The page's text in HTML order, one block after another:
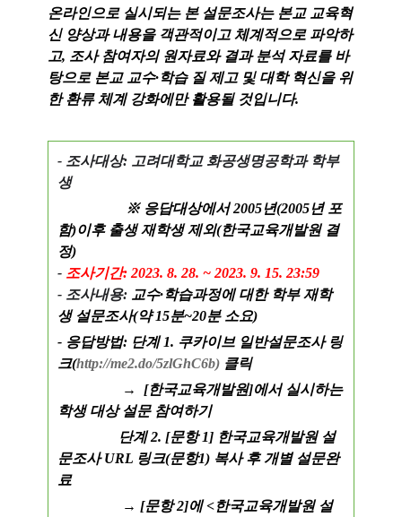
온라인으로 실시되는 본 설문조사는 본교 교육혁
신 양상과 내용을 객관적이고 체계적으로 파악하
고, 조사 참여자의 원자료와 결과 분석 자료를 바
탕으로 본교 교수·학습 질 제고 및 대학 혁신을 위
한 환류 체계 강화에만 활용될 것입니다.
- 조사대상: 고려대학교 화공생명공학과 학부
생
※ 응답대상에서 2005년(2005년 포
함)이후 출생 재학생 제외(한국교육개발원 결
정)
- 조사기간: 2023. 8. 28. ~ 2023. 9. 15. 23:59
- 조사내용: 교수·학습과정에 대한 학부 재학
생 설문조사(약 15분~20분 소요)
- 응답방법: 단계 1. 쿠카이브 일반설문조사 링
크(http://me2.do/5zlGhC6b) 클릭
→ [한국교육개발원]에서 실시하는
학생 대상 설문 참여하기
단계 2. [문항 1] 한국교육개발원 설
문조사 URL 링크(문항1) 복사 후 개별 설문완
료
→ [문항 2]에 <한국교육개발원 설